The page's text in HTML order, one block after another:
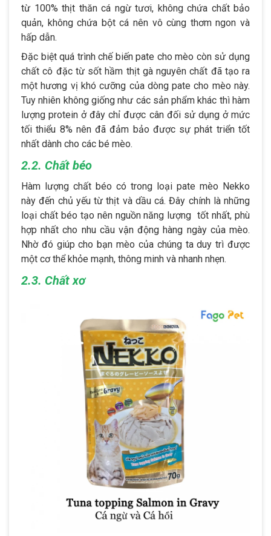
từ 100% thịt thăn cá ngừ tươi, không chứa chất bảo
quản, không chứa bột cá nên vô cùng thơm ngon và
hấp dẫn.
Đặc biệt quá trình chế biến pate cho mèo còn sử dụng
chất cô đặc từ sốt hầm thịt gà nguyên chất đã tạo ra
một hương vị khó cưỡng của dòng pate cho mèo này.
Tuy nhiên không giống như các sản phẩm khác thì hàm
lượng protein ở đây chỉ được cân đối sử dụng ở mức
tối thiểu 8% nên đã đảm bảo được sự phát triển tốt
nhất dành cho các bé mèo.
2.2. Chất béo
Hàm lượng chất béo có trong loại pate mèo Nekko
này đến chủ yếu từ thịt và dầu cá. Đây chính là những
loại chất béo tạo nên nguồn năng lượng tốt nhất, phù
hợp nhất cho nhu cầu vận động hàng ngày của mèo.
Nhờ đó giúp cho bạn mèo của chúng ta duy trì được
một cơ thể khỏe mạnh, thông minh và nhanh nhẹn.
2.3. Chất xơ